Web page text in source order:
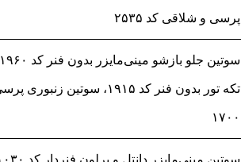
پرسی و شلاقی کد ۲۵۳۵
تکه تور بدون فنر کد ۱۹۱۵، سوتین
۱۷۰۰